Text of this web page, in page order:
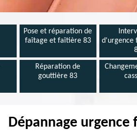
Pose et réparation de
faîtage et faîtière 83
d'urgence
Réparation de
gouttière 83
Dépannage urgence